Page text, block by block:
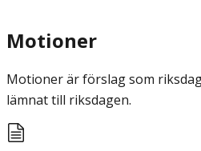
Motioner
Motioner är förslag som
lämnat till riksdagen.